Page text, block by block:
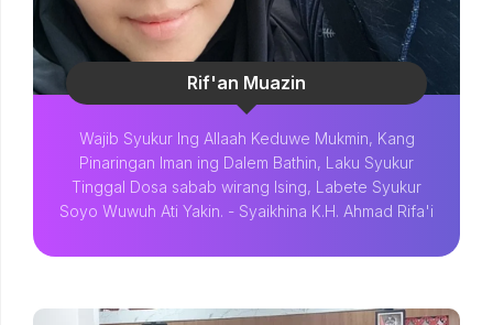
Rif'an Muazin
Wajib Syukur Ing Allaah Keduwe Mukmin, Kang
Pinaringan Iman ing Dalem Bathin, Laku Syukur
Tinggal Dosa sabab wirang Ising, Labete Syukur
Soyo Wuwuh Ati Yakin. - Syaikhina K.H. Ahmad Rifa'i